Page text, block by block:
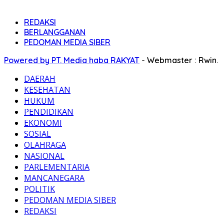
REDAKSI
BERLANGGANAN
PEDOMAN MEDIA SIBER
Powered by PT. Media haba RAKYAT - Webmaster : Rwin.
DAERAH
KESEHATAN
HUKUM
PENDIDIKAN
EKONOMI
SOSIAL
OLAHRAGA
NASIONAL
PARLEMENTARIA
MANCANEGARA
POLITIK
PEDOMAN MEDIA SIBER
REDAKSI